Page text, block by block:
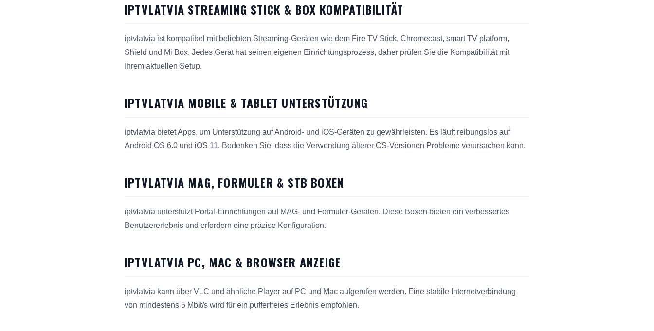
IPTVLATVIA STREAMING STICK & BOX KOMPATIBILITÄT
iptvlatvia ist kompatibel mit beliebten Streaming-Geräten wie dem Fire TV Stick, Chromecast, smart TV platform,
Shield und Mi Box. Jedes Gerät hat seinen eigenen Einrichtungsprozess, daher prüfen Sie die Kompatibilität mit
Ihrem aktuellen Setup.
IPTVLATVIA MOBILE & TABLET UNTERSTÜTZUNG
iptvlatvia bietet Apps, um Unterstützung auf Android- und iOS-Geräten zu gewährleisten. Es läuft reibungslos auf
Android OS 6.0 und iOS 11. Bedenken Sie, dass die Verwendung älterer OS-Versionen Probleme verursachen kann.
IPTVLATVIA MAG, FORMULER & STB BOXEN
iptvlatvia unterstützt Portal-Einrichtungen auf MAG- und Formuler-Geräten. Diese Boxen bieten ein verbessertes
Benutzererlebnis und erfordern eine präzise Konfiguration.
IPTVLATVIA PC, MAC & BROWSER ANZEIGE
iptvlatvia kann über VLC und ähnliche Player auf PC und Mac aufgerufen werden. Eine stabile Internetverbindung
von mindestens 5 Mbit/s wird für ein pufferfreies Erlebnis empfohlen.